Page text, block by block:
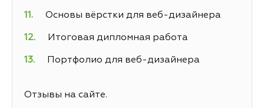
Основы вёрстки для веб-дизайнера
Итоговая дипломная работа
Портфолио для веб-дизайнера
Отзывы на сайте.